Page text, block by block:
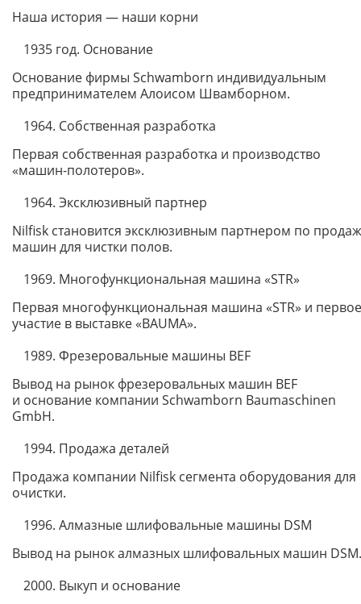
Наша история — наши корни
1935 год. Основание
Основание фирмы Schwamborn индивидуальным
предпринимателем Алоисом Швамборном.
1964. Собственная разработка
Первая собственная разработка и производство
«машин-полотеров».
1964. Эксклюзивный партнер
Nilfisk становится эксклюзивным партнером по
машин для чистки полов.
1969. Многофункциональная машина «STR»
Первая многофункциональная машина «STR» и первое
участие в выставке «BAUMA».
1989. Фрезеровальные машины BEF
Вывод на рынок фрезеровальных машин BEF
и основание компании Schwamborn Baumaschinen
GmbH.
1994. Продажа деталей
Продажа компании Nilfisk сегмента оборудования для
очистки.
1996. Алмазные шлифовальные машины DSM
Вывод на рынок алмазных шлифовальных машин DSM.
2000. Выкуп и основание